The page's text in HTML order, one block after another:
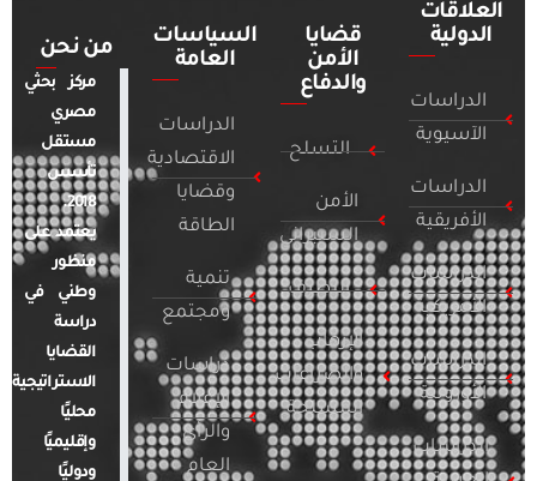
العلاقات
الدولية
الدراسات
الآسيوية
الدراسات
الأفريقية
الدراسات
الأمريكية
الدراسات
الأوروبية
الدراسات
قضايا
الأمن
والدفاع
التسلح
الأمن
السيبراني
التطرف
الإرهاب
والصراعات
المسلحة
السياسات
العامة
الدراسات
الاقتصادية
وقضايا
الطاقة
تنمية
ومجتمع
دراسات
الإعلام
والرأي
العام
من نحن
مركز بحثي
مصري
مستقل
تأسس
2018.
يعتمد على
منظور
وطني في
دراسة
القضايا
الاستراتيجية
محليًا
وإقليميًا
ودوليًا